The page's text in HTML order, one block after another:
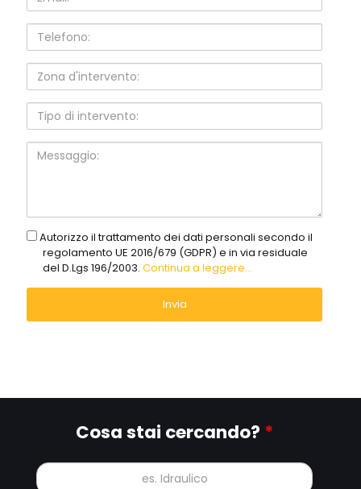
Telefono:
Zona
d'intervento:
Tipo
intervento:
Messaggio:
gdprAutorizzo il trattamento dei dati personali secondo il
regolamento UE 2016/679 (GDPR) e in via residuale
del D.Lgs 196/2003. Continua a leggere...
Cosa stai cercando? *